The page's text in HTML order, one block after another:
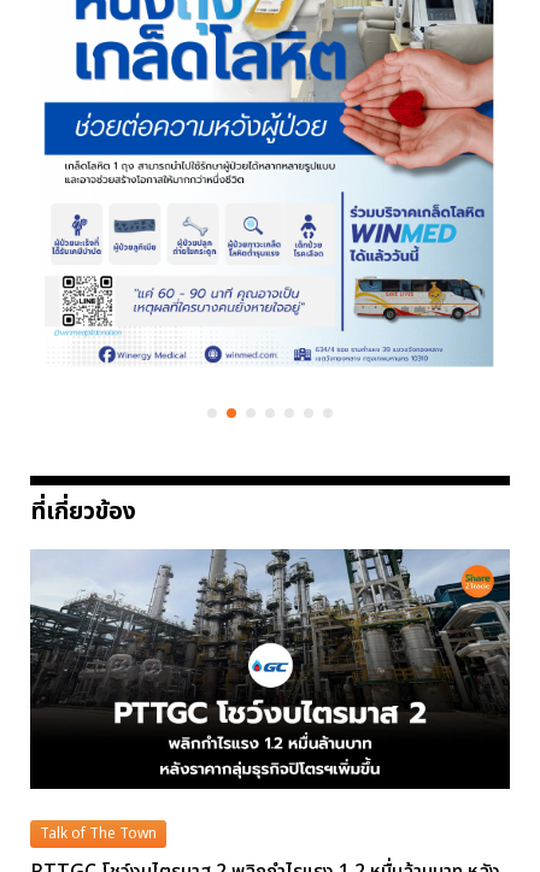
ที่เกี่ยวข้อง
Talk of The Town